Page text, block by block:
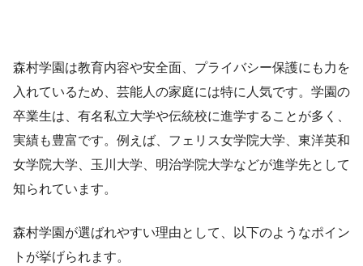
森村学園は教育内容や安全面、プライバシー保護にも力を
入れているため、芸能人の家庭には特に人気です。学園の
卒業生は、有名私立大学や伝統校に進学することが多く、
実績も豊富です。例えば、フェリス女学院大学、東洋英和
女学院大学、玉川大学、明治学院大学などが進学先として
知られています。
森村学園が選ばれやすい理由として、以下のようなポイン
トが挙げられます。